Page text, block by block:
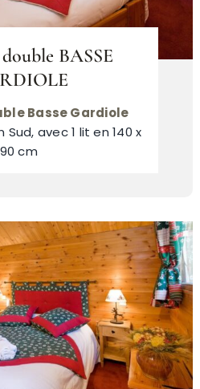
BASSE
Basse Gardiole
avec 1 lit en 140 x
cm